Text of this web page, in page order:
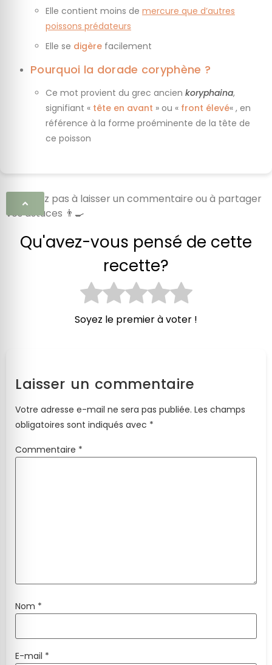
Elle contient moins de mercure que d’autres
poissons prédateurs
Elle se digère facilement
Pourquoi la dorade coryphène ?
Ce mot provient du grec ancien koryphaina,
signifiant « tête en avant » ou « front élevé« , en
référence à la forme proéminente de la tête de
ce poisson
N’hésitez pas à laisser un commentaire ou à partager
vos astuces 👨‍🍳
Qu'avez-vous pensé de cette
recette?
Soyez le premier à voter !
Laisser un commentaire
Votre adresse e-mail ne sera pas publiée. Les champs
obligatoires sont indiqués avec *
Commentaire *
Nom *
E-mail *